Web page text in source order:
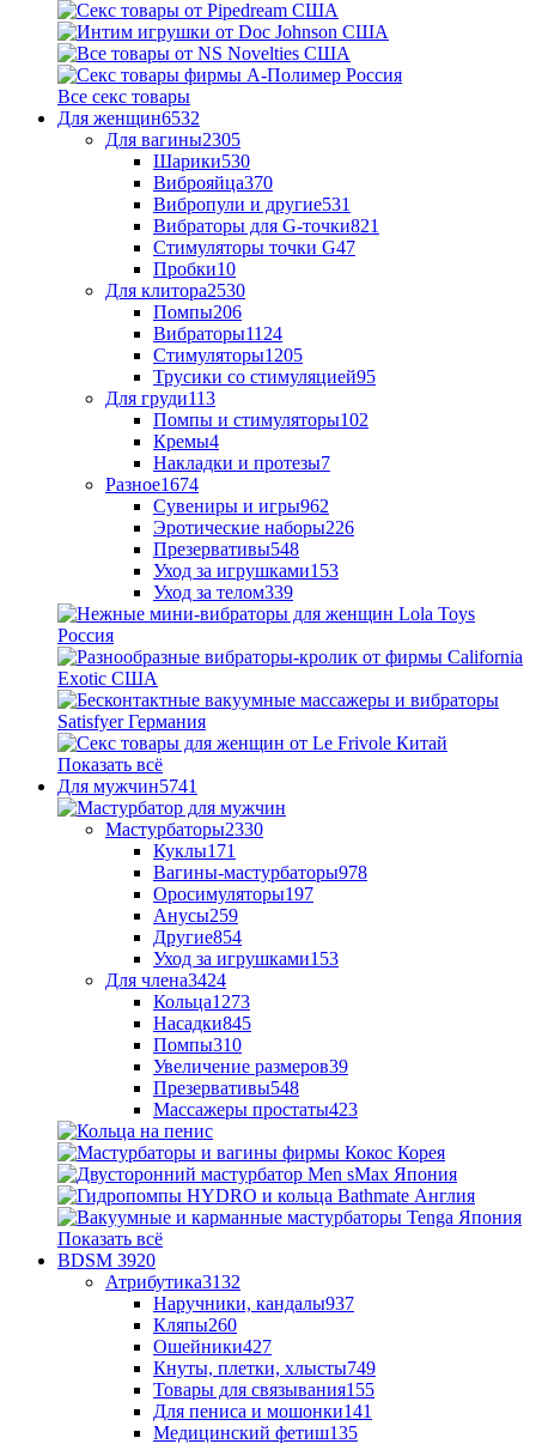
Все секс товары
Для женщин6532
Для вагины2305
Шарики530
Виброяйца370
Вибропули и другие531
Вибраторы для G-точки821
Стимуляторы точки G47
Пробки10
Для клитора2530
Помпы206
Вибраторы1124
Стимуляторы1205
Трусики со стимуляцией95
Для груди113
Помпы и стимуляторы102
Кремы4
Накладки и протезы7
Разное1674
Сувениры и игры962
Эротические наборы226
Презервативы548
Уход за игрушками153
Уход за телом339
Показать всё
Для мужчин5741
Мастурбаторы2330
Куклы171
Вагины-мастурбаторы978
Оросимуляторы197
Анусы259
Другие854
Уход за игрушками153
Для члена3424
Кольца1273
Насадки845
Помпы310
Увеличение размеров39
Презервативы548
Массажеры простаты423
Показать всё
BDSM 3920
Атрибутика3132
Наручники, кандалы937
Кляпы260
Ошейники427
Кнуты, плетки, хлысты749
Товары для связывания155
Для пениса и мошонки141
Медицинский фетиш135